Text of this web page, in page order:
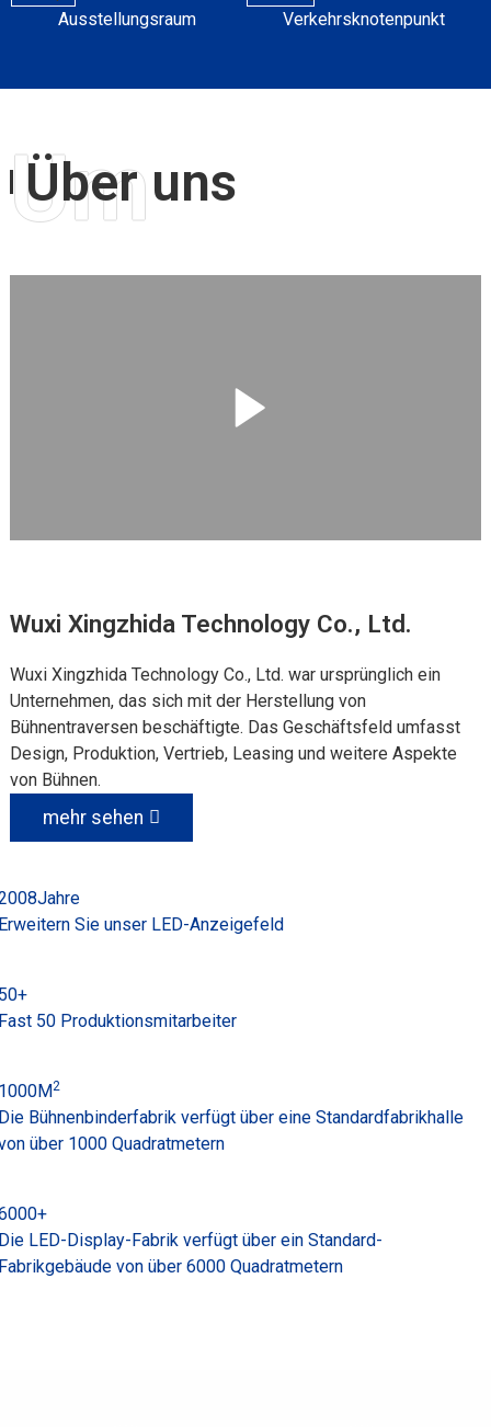
Ausstellungsraum Verkehrsknotenpunkt
Über uns
Um
Wuxi Xingzhida Technology Co., Ltd.
Wuxi Xingzhida Technology Co., Ltd. war ursprünglich ein
Unternehmen, das sich mit der Herstellung von
Bühnentraversen beschäftigte. Das Geschäftsfeld umfasst
Design, Produktion, Vertrieb, Leasing und weitere Aspekte
von Bühnen.
mehr sehen
Jahre
Sie unser LED-Anzeigefeld
+
50 Produktionsmitarbeiter
M2
Bühnenbinderfabrik verfügt über eine Standardfabrikhalle
über 1000 Quadratmetern
+
LED-Display-Fabrik verfügt über ein Standard-
von über 6000 Quadratmetern